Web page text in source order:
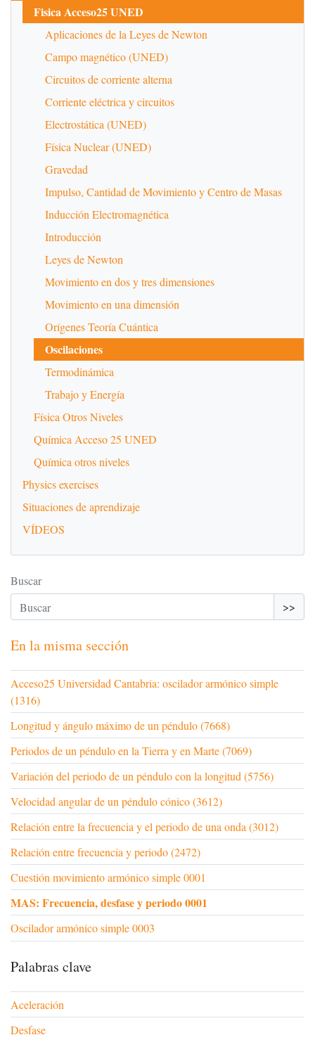
Fisica Acceso25 UNED
Aplicaciones de la Leyes de Newton
Campo magnético (UNED)
Circuitos de corriente alterna
Corriente eléctrica y circuitos
Electrostática (UNED)
Física Nuclear (UNED)
Gravedad
Impulso, Cantidad de Movimiento y Centro de Masas
Inducción Electromagnética
Introducción
Leyes de Newton
Movimiento en dos y tres dimensiones
Movimiento en una dimensión
Orígenes Teoría Cuántica
Oscilaciones
Termodinámica
Trabajo y Energía
Física Otros Niveles
Química Acceso 25 UNED
Química otros niveles
Physics exercises
Situaciones de aprendizaje
VÍDEOS
Buscar
>>
En la misma sección
Acceso25 Universidad Cantabria: oscilador armónico simple
(1316)
Longitud y ángulo máximo de un péndulo (7668)
Periodos de un péndulo en la Tierra y en Marte (7069)
Variación del periodo de un péndulo con la longitud (5756)
Velocidad angular de un péndulo cónico (3612)
Relación entre la frecuencia y el periodo de una onda (3012)
Relación entre frecuencia y periodo (2472)
Cuestión movimiento armónico simple 0001
MAS: Frecuencia, desfase y periodo 0001
Oscilador armónico simple 0003
Palabras clave
Aceleración
Desfase